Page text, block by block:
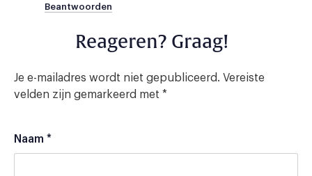
Beantwoorden
Reageren? Graag!
Je e-mailadres wordt niet gepubliceerd. Vereiste
velden zijn gemarkeerd met *
Naam *